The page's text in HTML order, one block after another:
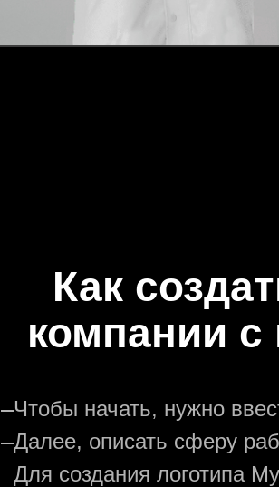
Как
компании
—Чтобы начать, нужно
—Далее, описать сферу
Для создания логотипа